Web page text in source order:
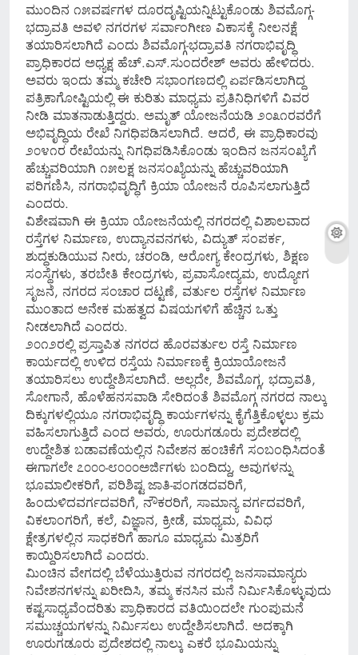
ಮುಂದಿನ ೧೫ವರ್ಷಗಳ ದೂರದೃಷ್ಟಿಯನ್ನಿಟ್ಟುಕೊಂಡು ಶಿವಮೊಗ್ಗ-
ಭದ್ರಾವತಿ ಅವಳಿ ನಗರಗಳ ಸರ್ವಾಂಗೀಣ ವಿಕಾಸಕ್ಕೆ ನೀಲನಕ್ಷೆ
ತಯಾರಿಸಲಾಗಿದೆ ಎಂದು ಶಿವಮೊಗ್ಗ-ಭದ್ರಾವತಿ ನಗರಾಭಿವೃದ್ಧಿ
ಪ್ರಾಧಿಕಾರದ ಅಧ್ಯಕ್ಷ ಹೆಚ್.ಎಸ್.ಸುಂದರೇಶ್ ಅವರು ಹೇಳಿದರು.
ಅವರು ಇಂದು ತಮ್ಮ ಕಚೇರಿ ಸಭಾಂಗಣದಲ್ಲಿ ಏರ್ಪಡಿಸಲಾಗಿದ್ದ
ಪತ್ರಿಕಾಗೋಷ್ಟಿಯಲ್ಲಿ ಈ ಕುರಿತು ಮಾಧ್ಯಮ ಪ್ರತಿನಿಧಿಗಳಿಗೆ ವಿವರ
ನೀಡಿ ಮಾತನಾಡುತ್ತಿದ್ದರು. ಅಮೃತ್ ಯೋಜನೆಯಡಿ ೨೦೩೧ರವರೆಗೆ
ಅಭಿವೃದ್ಧಿಯ ರೇಖೆ ನಿಗಧಿಪಡಿಸಲಾಗಿದೆ. ಆದರೆ, ಈ ಪ್ರಾಧಿಕಾರವು
೨೦೪೧ರ ರೇಖೆಯನ್ನು ನಿಗಧಿಪಡಿಸಿಕೊಂಡು ಇಂದಿನ ಜನಸಂಖ್ಯೆಗೆ
ಹೆಚ್ಚುವರಿಯಾಗಿ ೧೫ಲಕ್ಷ ಜನಸಂಖ್ಯೆಯನ್ನು ಹೆಚ್ಚುವರಿಯಾಗಿ
ಪರಿಗಣಿಸಿ, ನಗರಾಭಿವೃದ್ಧಿಗೆ ಕ್ರಿಯಾ ಯೋಜನೆ ರೂಪಿಸಲಾಗುತ್ತಿದೆ
ಎಂದರು.
ವಿಶೇಷವಾಗಿ ಈ ಕ್ರಿಯಾ ಯೋಜನೆಯಲ್ಲಿ ನಗರದಲ್ಲಿ ವಿಶಾಲವಾದ
ರಸ್ತೆಗಳ ನಿರ್ಮಾಣ, ಉದ್ಯಾನವನಗಳು, ವಿದ್ಯುತ್ ಸಂಪರ್ಕ,
ಶುದ್ಧಕುಡಿಯುವ ನೀರು, ಚರಂಡಿ, ಆರೋಗ್ಯ ಕೇಂದ್ರಗಳು, ಶಿಕ್ಷಣ
ಸಂಸ್ಥೆಗಳು, ತರಬೇತಿ ಕೇಂದ್ರಗಳು, ಪ್ರವಾಸೋದ್ಯಮ, ಉದ್ಯೋಗ
ಸೃಜನೆ, ನಗರದ ಸಂಚಾರ ದಟ್ಟಣೆ, ವರ್ತುಲ ರಸ್ತೆಗಳ ನಿರ್ಮಾಣ
ಮುಂತಾದ ಅನೇಕ ಮಹತ್ವದ ವಿಷಯಗಳಿಗೆ ಹೆಚ್ಚಿನ ಒತ್ತು
ನೀಡಲಾಗಿದೆ ಎಂದರು.
೨೦೧೨ರಲ್ಲಿ ಪ್ರಸ್ತಾಪಿತ ನಗರದ ಹೊರವರ್ತುಲ ರಸ್ತೆ ನಿರ್ಮಾಣ
ಕಾರ್ಯದಲ್ಲಿ ಉಳಿದ ರಸ್ತೆಯ ನಿರ್ಮಾಣಕ್ಕೆ ಕ್ರಿಯಾಯೋಜನೆ
ತಯಾರಿಸಲು ಉದ್ದೇಶಿಸಲಾಗಿದೆ. ಅಲ್ಲದೇ, ಶಿವಮೊಗ್ಗ, ಭದ್ರಾವತಿ,
ಸೋಗಾನೆ, ಹೊಳೆಹನಸವಾಡಿ ಸೇರಿದಂತೆ ಶಿವಮೊಗ್ಗ ನಗರದ ನಾಲ್ಕು
ದಿಕ್ಕುಗಳಲ್ಲಿಯೂ ನಗರಾಭಿವೃದ್ಧಿ ಕಾರ್ಯಗಳನ್ನು ಕೈಗೆತ್ತಿಕೊಳ್ಳಲು ಕ್ರಮ
ವಹಿಸಲಾಗುತ್ತಿದೆ ಎಂದ ಅವರು, ಊರುಗಡೂರು ಪ್ರದೇಶದಲ್ಲಿ
ಉದ್ದೇಶಿತ ಬಡಾವಣೆಯಲ್ಲಿನ ನಿವೇಶನ ಹಂಚಿಕೆಗೆ ಸಂಬಂಧಿಸಿದಂತೆ
ಈಗಾಗಲೇ ೭೦೦೦-೮೦೦೦ಅರ್ಜಿಗಳು ಬಂದಿದ್ದು, ಅವುಗಳನ್ನು
ಭೂಮಾಲೀಕರಿಗೆ, ಪರಿಶಿಷ್ಟ ಜಾತಿ-ಪಂಗಡದವರಿಗೆ,
ಹಿಂದುಳಿದವರ್ಗದವರಿಗೆ, ನೌಕರರಿಗೆ, ಸಾಮಾನ್ಯ ವರ್ಗದವರಿಗೆ,
ವಿಕಲಾಂಗರಿಗೆ, ಕಲೆ, ವಿಜ್ಞಾನ, ಕ್ರೀಡೆ, ಮಾಧ್ಯಮ, ವಿವಿಧ
ಕ್ಷೇತ್ರಗಳಲ್ಲಿನ ಸಾಧಕರಿಗೆ ಹಾಗೂ ಮಾಧ್ಯಮ ಮಿತ್ರರಿಗೆ
ಕಾಯ್ದಿರಿಸಲಾಗಿದೆ ಎಂದರು.
ಮಿಂಚಿನ ವೇಗದಲ್ಲಿ ಬೆಳೆಯುತ್ತಿರುವ ನಗರದಲ್ಲಿ ಜನಸಾಮಾನ್ಯರು
ನಿವೇಶನಗಳನ್ನು ಖರೀದಿಸಿ, ತಮ್ಮ ಕನಸಿನ ಮನೆ ನಿರ್ಮಿಸಿಕೊಳ್ಳುವುದು
ಕಷ್ಟಸಾಧ್ಯವೆಂದರಿತು ಪ್ರಾಧಿಕಾರದ ವತಿಯಿಂದಲೇ ಗುಂಪುಮನೆ
ಸಮುಚ್ಚಯಗಳನ್ನು ನಿರ್ಮಿಸಲು ಉದ್ದೇಶಿಸಲಾಗಿದೆ. ಅದಕ್ಕಾಗಿ
ಊರುಗಡೂರು ಪ್ರದೇಶದಲ್ಲಿ ನಾಲ್ಕು ಎಕರೆ ಭೂಮಿಯನ್ನು